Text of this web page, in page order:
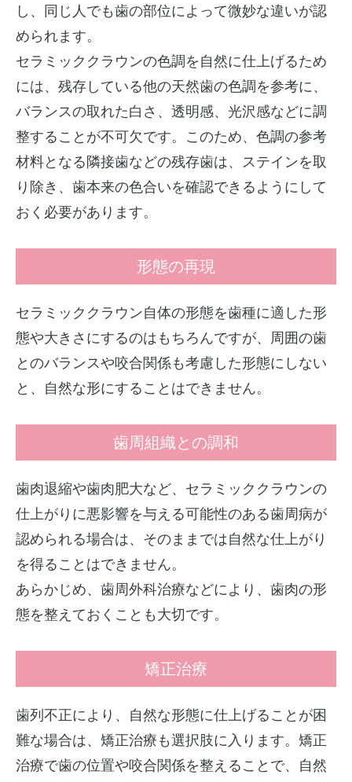
し、同じ人でも歯の部位によって微妙な違いが認
められます。
セラミッククラウンの色調を自然に仕上げるため
には、残存している他の天然歯の色調を参考に、
バランスの取れた白さ、透明感、光沢感などに調
整することが不可欠です。このため、色調の参考
材料となる隣接歯などの残存歯は、ステインを取
り除き、歯本来の色合いを確認できるようにして
おく必要があります。
形態の再現
セラミッククラウン自体の形態を歯種に適した形
態や大きさにするのはもちろんですが、周囲の歯
とのバランスや咬合関係も考慮した形態にしない
と、自然な形にすることはできません。
歯周組織との調和
歯肉退縮や歯肉肥大など、セラミッククラウンの
仕上がりに悪影響を与える可能性のある歯周病が
認められる場合は、そのままでは自然な仕上がり
を得ることはできません。
あらかじめ、歯周外科治療などにより、歯肉の形
態を整えておくことも大切です。
矯正治療
歯列不正により、自然な形態に仕上げることが困
難な場合は、矯正治療も選択肢に入ります。矯正
治療で歯の位置や咬合関係を整えることで、自然